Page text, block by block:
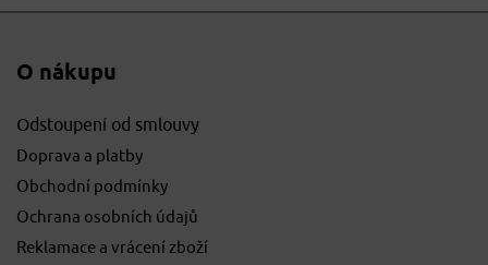
O nákupu
Odstoupení od smlouvy
Doprava a platby
Obchodní podmínky
Ochrana osobních údajů
Reklamace a vrácení zboží